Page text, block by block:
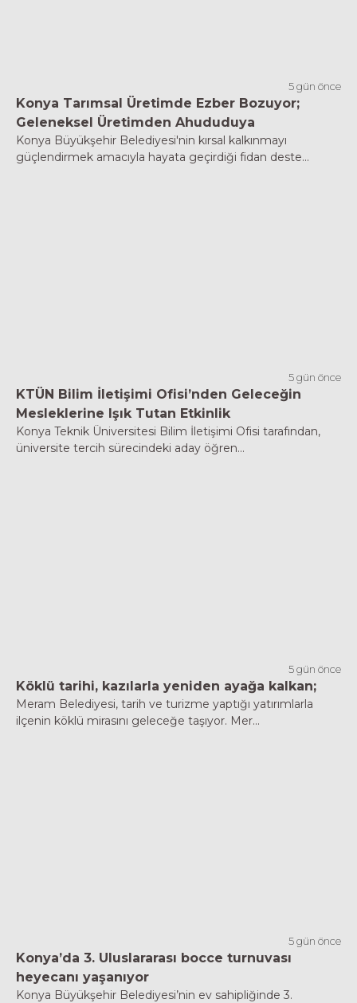
5 gün önce
Konya Tarımsal Üretimde Ezber Bozuyor;
Geleneksel Üretimden Ahududuya
Konya Büyükşehir Belediyesi'nin kırsal kalkınmayı
güçlendirmek amacıyla hayata geçirdiği fidan deste...
5 gün önce
KTÜN Bilim İletişimi Ofisi’nden Geleceğin
Mesleklerine Işık Tutan Etkinlik
Konya Teknik Üniversitesi Bilim İletişimi Ofisi tarafından,
üniversite tercih sürecindeki aday öğren...
5 gün önce
Köklü tarihi, kazılarla yeniden ayağa kalkan;
Meram Belediyesi, tarih ve turizme yaptığı yatırımlarla
ilçenin köklü mirasını geleceğe taşıyor. Mer...
5 gün önce
Konya’da 3. Uluslararası bocce turnuvası
heyecanı yaşanıyor
Konya Büyükşehir Belediyesi’nin ev sahipliğinde 3.